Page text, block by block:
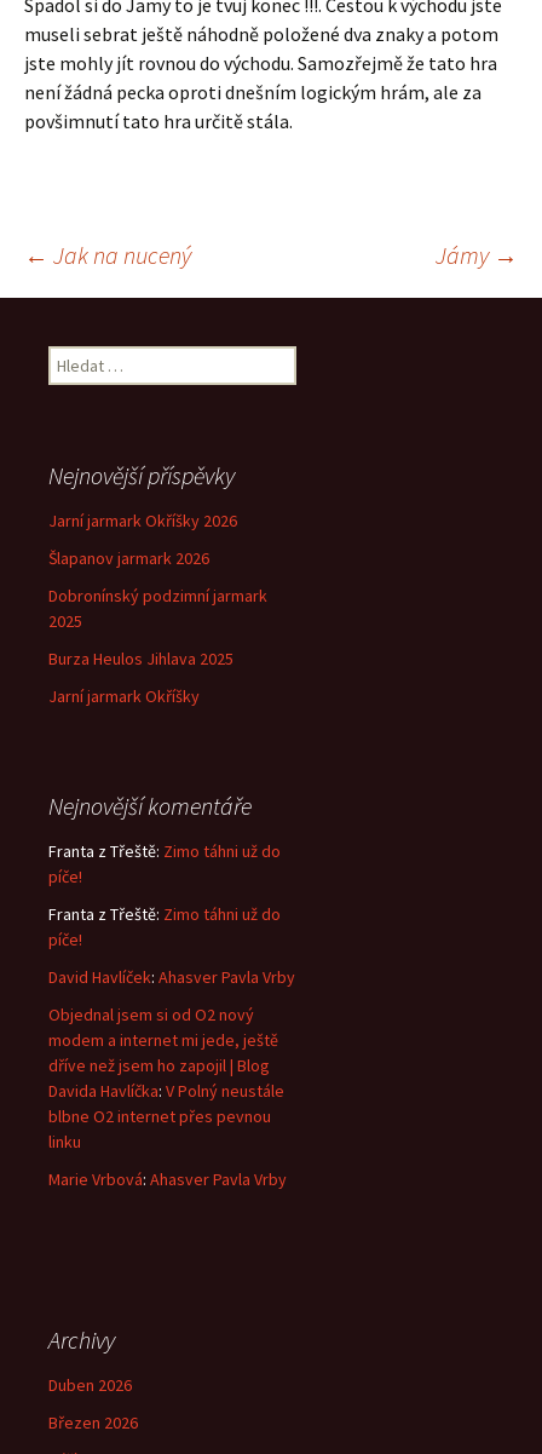
Spadol si do Jamy to je tvuj konec !!!. Cestou k východu jste
museli sebrat ještě náhodně položené dva znaky a potom
jste mohly jít rovnou do východu. Samozřejmě že tato hra
není žádná pecka oproti dnešním logickým hrám, ale za
povšimnutí tato hra určitě stála.
Navigace
pro
← Jak na nucený Jámy →
Vyhledávání
Nejnovější příspěvky
Jarní jarmark Okříšky 2026
Šlapanov jarmark 2026
Dobronínský podzimní jarmark
2025
Burza Heulos Jihlava 2025
Jarní jarmark Okříšky
Nejnovější komentáře
Franta z Třeště: Zimo táhni už do
píče!
Franta z Třeště: Zimo táhni už do
píče!
David Havlíček: Ahasver Pavla Vrby
Objednal jsem si od O2 nový
modem a internet mi jede, ještě
dříve než jsem ho zapojil | Blog
Davida Havlíčka: V Polný neustále
blbne O2 internet přes pevnou
linku
Marie Vrbová: Ahasver Pavla Vrby
Archivy
Duben 2026
Březen 2026